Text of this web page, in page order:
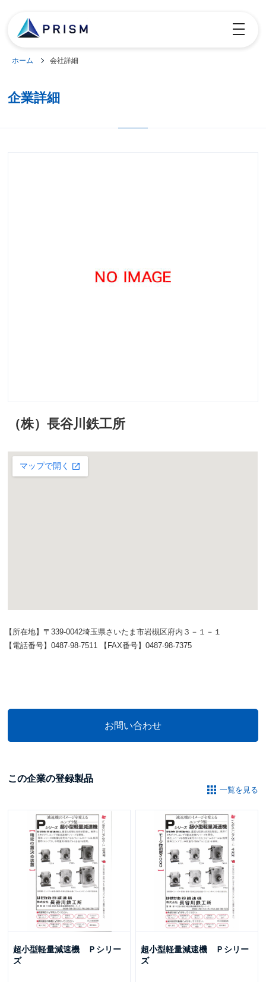
toggle
ホーム 会社詳細
企業詳細
（株）長谷川鉄工所
【所在地】〒339-0042埼玉県さいたま市岩槻区府内３－１－１
【電話番号】0487-98-7511 【FAX番号】0487-98-7375
この企業の登録製品
一覧を見る
超小型軽量減速機 Ｐシリー
ズ
超小型軽量減速機 Ｐシリー
ズ